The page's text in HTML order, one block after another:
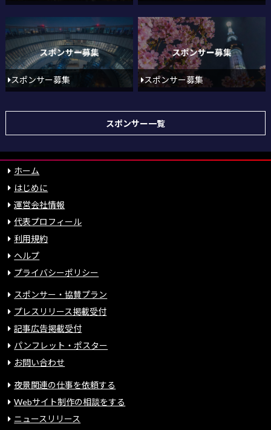
スポンサー募集 スポンサー募集
スポンサー一覧
ホーム
はじめに
運営会社情報
代表プロフィール
利用規約
ヘルプ
プライバシーポリシー
スポンサー・協賛プラン
プレスリリース掲載受付
記事広告掲載受付
パンフレット・ポスター
お問い合わせ
夜景関連の仕事を依頼する
Webサイト制作の相談をする
ニュースリリース